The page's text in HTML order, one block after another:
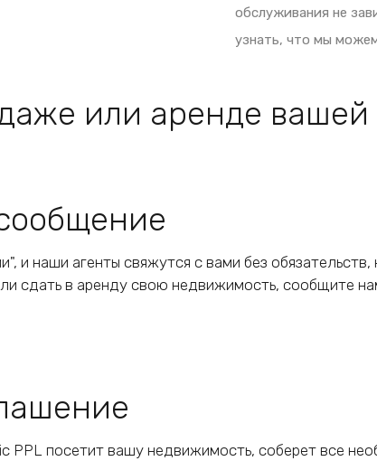
обслуживания не
узнать, что мы
или аренде
и наши агенты свяжутся с вами без
сдать в аренду свою недвижимость, сообщите
PPL посетит вашу недвижимость, соберет все